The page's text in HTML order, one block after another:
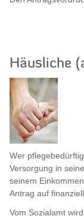
Häusliche
Wer
Versorgung in
seinem
Antrag auf
Vom Sozialamt